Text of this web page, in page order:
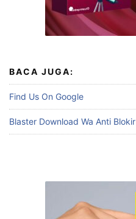
BACA JUGA:
Find Us On Google
Blaster Download Wa Anti Blokir